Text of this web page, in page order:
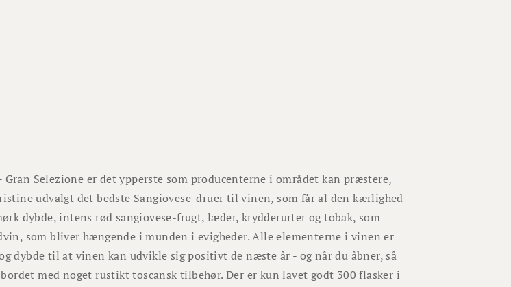
Selezione er det ypperste som producenterne i området kan præstere,
udvalgt det bedste Sangiovese-druer til vinen, som får al den kærlighed
dybde, intens rød sangiovese-frugt, læder, krydderurter og tobak, som
som bliver hængende i munden i evigheder. Alle elementerne i vinen er
dybde til at vinen kan udvikle sig positivt de næste år - og når du åbner, så
med noget rustikt toscansk tilbehør. Der er kun lavet godt 300 flasker i